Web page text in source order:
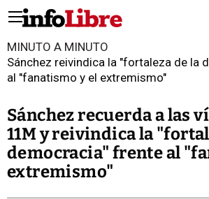
MINUTO A MINUTO
Sánchez reivindica la "fortaleza de la
al "fanatismo y el extremismo"
Sánchez recuerda a las
11M y reivindica la
democracia" frente al
extremismo"